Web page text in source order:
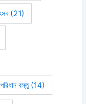
(21)
পরিধান বস্তু(14)